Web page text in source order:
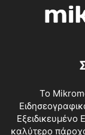
Το
Εξειδικευμένο
καλύτερο